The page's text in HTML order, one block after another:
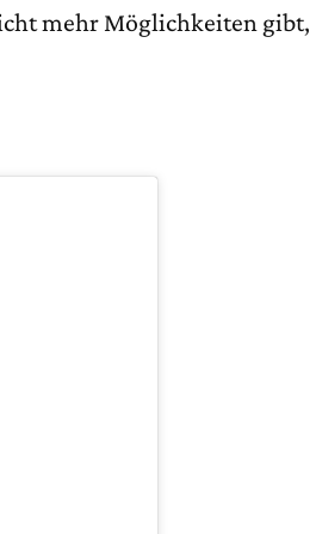
mehr Möglichkeiten gibt,